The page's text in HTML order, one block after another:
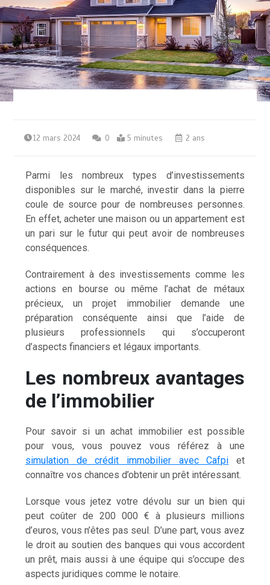
12 mars 2024 0 5 minutes 2 ans
Parmi les nombreux types d’investissements
disponibles sur le marché, investir dans la pierre
coule de source pour de nombreuses personnes.
En effet, acheter une maison ou un appartement est
un pari sur le futur qui peut avoir de nombreuses
conséquences.
Contrairement à des investissements comme les
actions en bourse ou même l’achat de métaux
précieux, un projet immobilier demande une
préparation conséquente ainsi que l’aide de
plusieurs professionnels qui s’occuperont
d’aspects financiers et légaux importants.
Les nombreux avantages
de l’immobilier
Pour savoir si un achat immobilier est possible
pour vous, vous pouvez vous référez à une
simulation de crédit immobilier avec Cafpi et
connaître vos chances d’obtenir un prêt intéressant.
Lorsque vous jetez votre dévolu sur un bien qui
peut coûter de 200 000 € à plusieurs millions
d’euros, vous n’êtes pas seul. D’une part, vous avez
le droit au soutien des banques qui vous accordent
un prêt, mais aussi à une équipe qui s’occupe des
aspects juridiques comme le notaire.